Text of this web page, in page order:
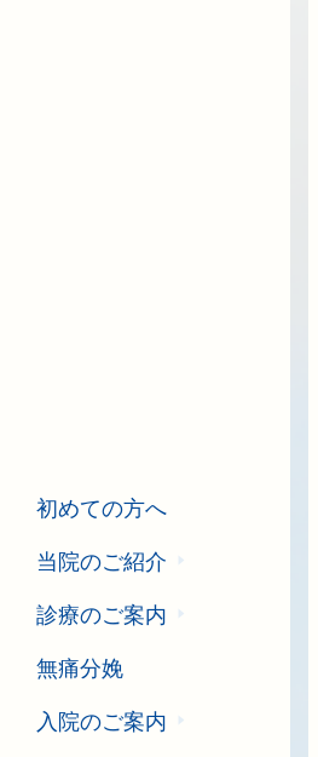
初めての方へ
当院のご紹介
診療のご案内
無痛分娩
入院のご案内